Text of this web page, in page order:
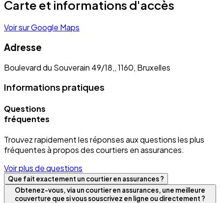
Carte et informations d'accès
Voir sur Google Maps
Adresse
Boulevard du Souverain 49/18,, 1160, Bruxelles
Informations pratiques
Questions
fréquentes
Trouvez rapidement les réponses aux questions les plus
fréquentes à propos des courtiers en assurances.
Voir plus de questions
Que fait exactement un courtier en assurances ?
Obtenez-vous, via un courtier en assurances, une meilleure
couverture que si vous souscrivez en ligne ou directement ?